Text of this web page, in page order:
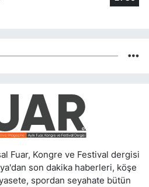
Fuar, Kongre ve Festival dergisi
son dakika haberleri, köşe
spordan seyahate bütün